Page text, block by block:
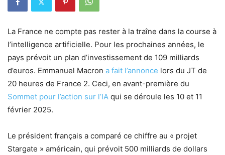
La France ne compte pas rester à la traîne dans la course à
l’intelligence artificielle. Pour les prochaines années, le
pays prévoit un plan d’investissement de 109 milliards
d’euros. Emmanuel Macron a fait l’annonce lors du JT de
20 heures de France 2. Ceci, en avant-première du
Sommet pour l’action sur l’IA qui se déroule les 10 et 11
février 2025.
Le président français a comparé ce chiffre au « projet
Stargate » américain, qui prévoit 500 milliards de dollars